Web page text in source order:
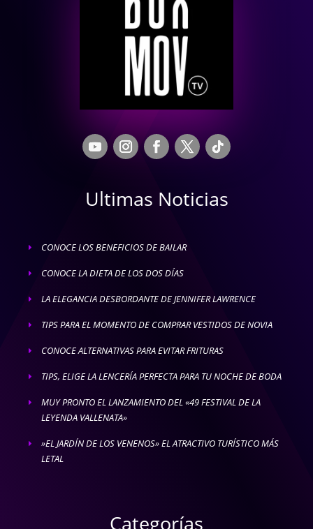
Ultimas Noticias
E CONOCE LOS BENEFICIOS DE BAILAR
E CONOCE LA DIETA DE LOS DOS DÍAS
E LA ELEGANCIA DESBORDANTE DE JENNIFER LAWRENCE
E TIPS PARA EL MOMENTO DE COMPRAR VESTIDOS DE NOVIA
E CONOCE ALTERNATIVAS PARA EVITAR FRITURAS
E TIPS, ELIGE LA LENCERÍA PERFECTA PARA TU NOCHE DE BODA
E
MUY PRONTO EL LANZAMIENTO DEL «49 FESTIVAL DE LA
LEYENDA VALLENATA»
E
»EL JARDÍN DE LOS VENENOS» EL ATRACTIVO TURÍSTICO MÁS
LETAL
Categorías